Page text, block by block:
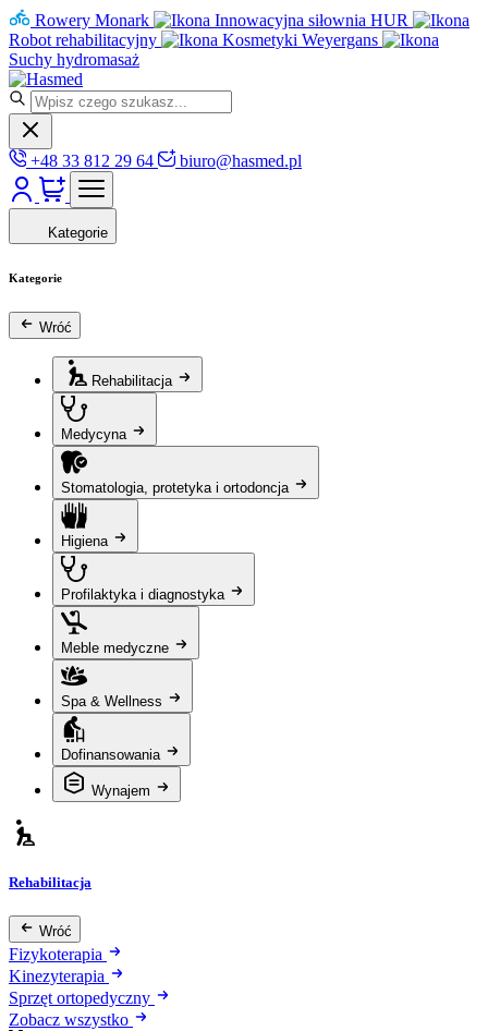
Rowery Monark
Innowacyjna siłownia HUR
Robot rehabilitacyjny
Kosmetyki Weyergans
Suchy hydromasaż
+48 33 812 29 64 biuro@hasmed.pl
Kategorie
Kategorie
Wróć
Rehabilitacja
Medycyna
Stomatologia, protetyka i ortodoncja
Higiena
Profilaktyka i diagnostyka
Meble medyczne
Spa & Wellness
Dofinansowania
Wynajem
Rehabilitacja
Wróć
Fizykoterapia
Kinezyterapia
Sprzęt ortopedyczny
Zobacz wszystko